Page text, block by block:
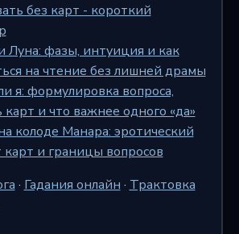
без карт - короткий
Луна: фазы, интуиция и как
на чтение без лишней драмы
я: формулировка вопроса,
карт и что важнее одного «да»
колоде Манара: эротический
карт и границы вопросов
· Гадания онлайн · Трактовка